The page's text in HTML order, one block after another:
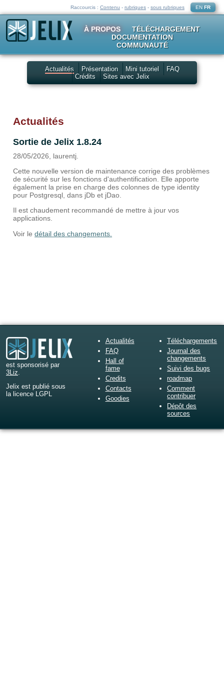
Raccourcis : Contenu - rubriques - sous rubriques EN FR
À PROPOS
TÉLÉCHARGEMENT
DOCUMENTATION
COMMUNAUTÉ
Actualités Présentation Mini tutoriel
FAQ
Crédits
Sites avec Jelix
Actualités
Sortie de Jelix 1.8.24
28/05/2026, laurentj.
Cette nouvelle version de maintenance corrige des problèmes
de sécurité sur les fonctions d'authentification. Elle apporte
également la prise en charge des colonnes de type identity
pour Postgresql, dans jDb et jDao.
Il est chaudement recommandé de mettre à jour vos
applications.
Voir ledétail des changements.
est sponsorisé par
3Liz.
Jelix est publié sous
la licence LGPL
Actualités
FAQ
Hall of
fame
Credits
Contacts
Goodies
Téléchargements
Journal des
changements
Suivi des bugs
roadmap
Comment
contribuer
Dépôt des
sources